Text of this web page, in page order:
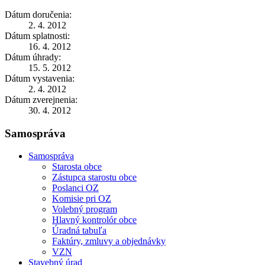
Dátum doručenia:
2. 4. 2012
Dátum splatnosti:
16. 4. 2012
Dátum úhrady:
15. 5. 2012
Dátum vystavenia:
2. 4. 2012
Dátum zverejnenia:
30. 4. 2012
Samospráva
Samospráva
Starosta obce
Zástupca starostu obce
Poslanci OZ
Komisie pri OZ
Volebný program
Hlavný kontrolór obce
Úradná tabuľa
Faktúry, zmluvy a objednávky
VZN
Stavebný úrad